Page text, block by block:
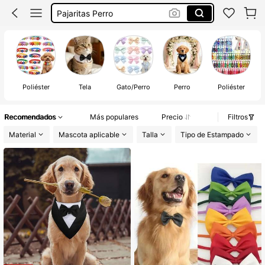
Corbata Para Perro
Pajarita Perro
Poliéster Tela Gato/Perro Perro Poliéster
Recomendados Más populares Precio
Filtros
Material
Mascota aplicable Talla Tipo de Estampado